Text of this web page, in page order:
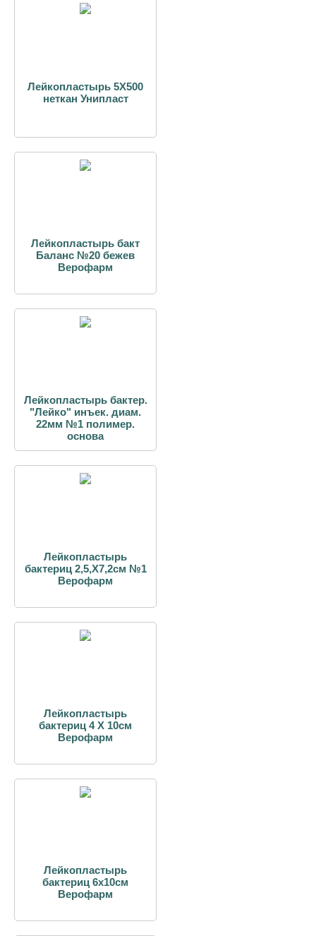
Лейкопластырь 5Х500
неткан Унипласт
Лейкопластырь бакт
Баланс №20 бежев
Верофарм
Лейкопластырь бактер.
"Лейко" инъек. диам.
22мм №1 полимер.
основа
Лейкопластырь
бактериц 2,5,Х7,2см №1
Верофарм
Лейкопластырь
бактериц 4 Х 10см
Верофарм
Лейкопластырь
бактериц 6х10см
Верофарм